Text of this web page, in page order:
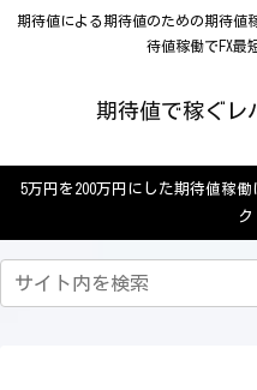
期待値による期待値のための期待値
待値稼働でFX最
期待値で稼ぐレ
5万円を200万円にした期待値稼
ク